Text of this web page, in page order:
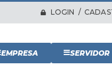
LOGIN /
EMPRESA SERVIDOR